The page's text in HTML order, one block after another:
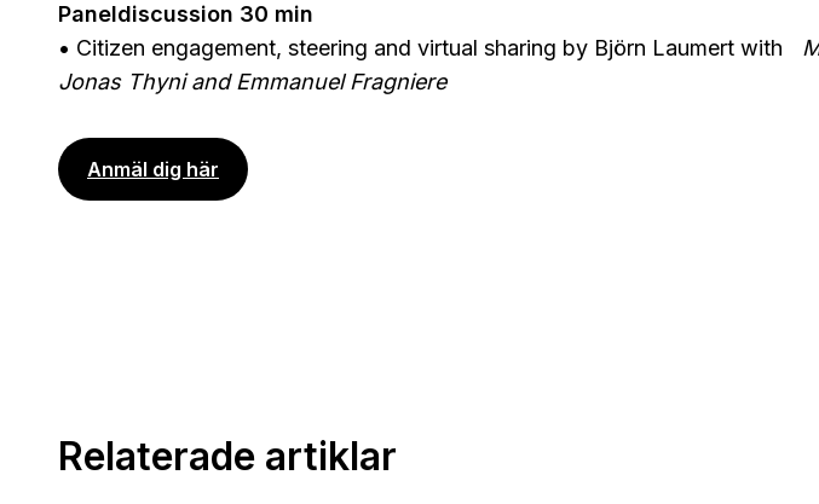
Paneldiscussion 30 min
• Citizen engagement, steering and virtual sharing by Björn Laumert with
Jonas Thyni and Emmanuel Fragniere
Anmäl dig här
Relaterade artiklar